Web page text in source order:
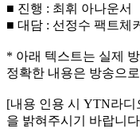
■ 진행 : 최휘 아나운서
■ 대담 : 선정수 팩트체
* 아래 텍스트는 실제
정확한 내용은 방송으
[내용 인용 시 YTN라
을 밝혀주시기 바랍니